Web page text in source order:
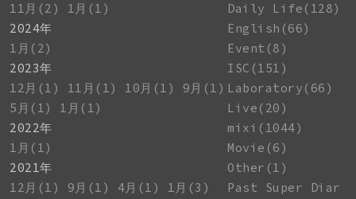
11月(2)
1月(1)
2024年
1月(2)
2023年
12月(1)
11月(1) 10月(1)
9月(1)
5月(1)
1月(1)
2022年
1月(1)
2021年
12月(1)
9月(1) 4月(1)
1月(3)
Daily Life(128)
English(66)
Event(8)
ISC(151)
Laboratory(66)
Live(20)
mixi(1044)
Movie(6)
Other(1)
Past Super Diar